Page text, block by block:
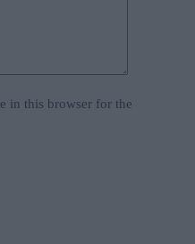
in this browser for the